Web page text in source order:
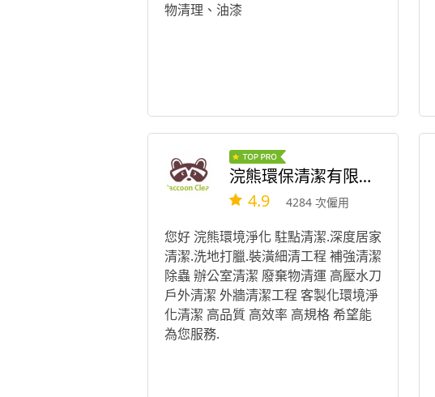
物清理、油漆
浣熊環保清潔有限公司
4.9 4284 次僱用
您好 浣熊環境淨化 駐點清潔.深度居家
清潔.洗地打臘.裝潢細清工程 補強清潔
除蟲 辦公室清潔 廢棄物清運 高壓水刀
戶外清潔 外牆清潔工程 客製化環境淨
化清潔 高品質 高效率 高規格 希望能
為您服務.